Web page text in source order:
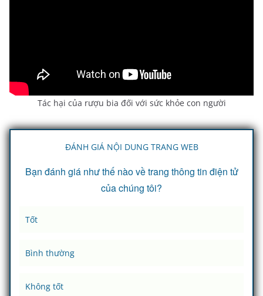
Tác hại của rượu bia đối với sức khỏe con người
ĐÁNH GIÁ NỘI DUNG TRANG WEB
Bạn đánh giá như thế nào về trang thông tin điện tử
của chúng tôi?
Tốt
Bình thường
Không tốt